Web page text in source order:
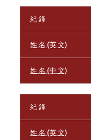
紀 錄
姓 名 (英 文)
姓 名 (中 文)
紀 錄
姓 名 (英 文)